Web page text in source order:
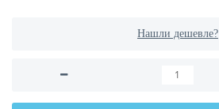
Нашли дешевле?